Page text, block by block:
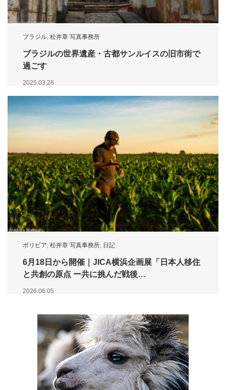
ブラジル 松井章 写真事務所
ブラジルの世界遺産・古都サンルイスの旧市街で
過ごす
2025.03.28
ボリビア, 松井章 写真事務所, 日記
6月18日から開催｜JICA横浜企画展「日本人移住
と共創の原点 ー共に挑んだ戦後…
2026.06.05